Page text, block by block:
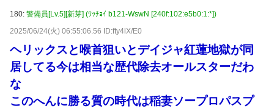
180: 警備員[Lv.5][新芽] (ﾜｯﾁｮｲ b121-WswN [240f:102:e5b0:1:*])
2025/06/24(火) 06:55:06.56 ID:fty4iX/E0
ヘリックスと喉首狙いとデイジャ紅蓮地獄が同
居してる今は相当な歴代除去オールスターだわ
な
このへんに勝る質の時代は稲妻ソープロパスプ